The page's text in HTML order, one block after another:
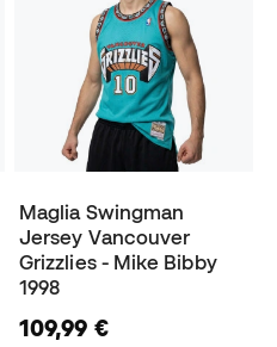
Maglia Swingman
Jersey Vancouver
Grizzlies - Mike Bibby
1998
109,99 €